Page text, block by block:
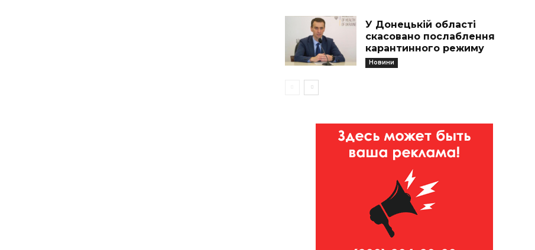
У Донецькій області
скасовано послаблення
карантинного режиму
Новини